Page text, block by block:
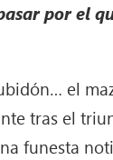
por el
el
tras el
funesta